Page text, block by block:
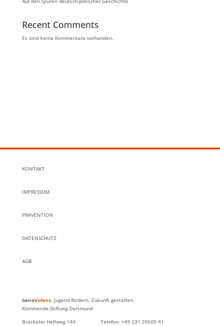
Recent Comments
Es sind keine Kommentare vorhanden.
KONTAKT
IMPRESSUM
PRÄVENTION
DATENSCHUTZ
AGB
beneVolens. Jugend fördern. Zukunft gestalten.
Kommende-Stiftung Dortmund
Brackeler Hellweg 144 Telefon: +49 231 20605 41